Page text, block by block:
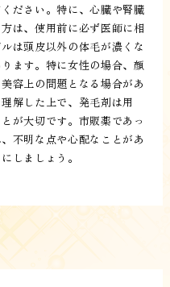
ださい。特に、心臓や腎臓
は、使用前に必ず医師に相
は頭皮以外の体毛が濃くな
ます。特に女性の場合、顔
容上の問題となる場合があ
解した上で、発毛剤は用
が大切です。市販薬であっ
不明な点や心配なことがあ
しましょう。